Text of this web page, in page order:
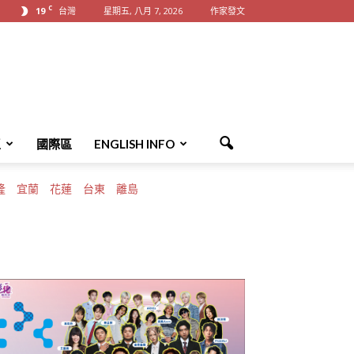
19 C 台灣 星期五, 八月 7, 2026 作家發文
國際區 ENGLISH INFO
宜蘭 花蓮 台東 離島